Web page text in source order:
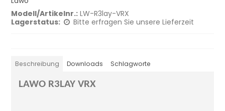
Modell/Artikelnr.: LW-R3lay-VRX
Lagerstatus:
Bitte erfragen Sie unsere Lieferzeit
Beschreibung Downloads Schlagworte
LAWO R3LAY VRX